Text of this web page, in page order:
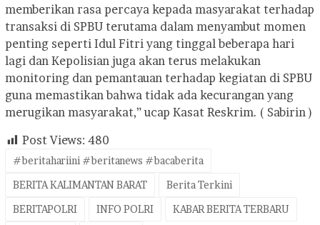
memberikan rasa percaya kepada masyarakat terhadap
transaksi di SPBU terutama dalam menyambut momen
penting seperti Idul Fitri yang tinggal beberapa hari
lagi dan Kepolisian juga akan terus melakukan
monitoring dan pemantauan terhadap kegiatan di SPBU
guna memastikan bahwa tidak ada kecurangan yang
merugikan masyarakat,” ucap Kasat Reskrim. ( Sabirin )
Post Views: 480
#beritahariini #beritanews #bacaberita
BERITA KALIMANTAN BARAT
Berita Terkini
BERITAPOLRI
INFO POLRI
KABAR BERITA TERBARU